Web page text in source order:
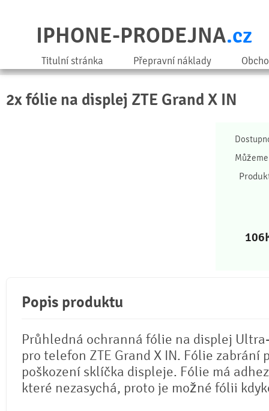
IPHONE-PRODEJNA.cz
Titulní stránka Přepravní náklady
2x fólie na displej ZTE Grand X IN
106
Popis produktu
Průhledná ochranná fólie na displej
pro telefon ZTE Grand X IN. Fólie zabrání
poškození sklíčka displeje. Fólie má
které nezasychá, proto je možné fólii